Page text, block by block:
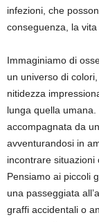
infezioni, che
conseguenza, la vita
Immaginiamo di
un universo di
nitidezza
lunga quella
accompagnata da
avventurandosi in
incontrare situazioni
Pensiamo ai piccoli
una passeggiata
graffi accidentali o